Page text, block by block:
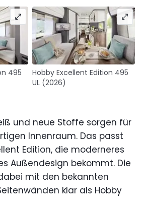
495
Hobby Excellent Edition 495
UL (2026)
und neue Stoffe sorgen für
Innenraum. Das passt
Edition, die moderneres
Außendesign bekommt. Die
mit den bekannten
klar als Hobby